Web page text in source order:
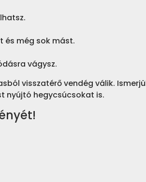
és még sok mást.
vágysz.
visszatérő vendég válik.
nyújtó hegycsúcsokat is.